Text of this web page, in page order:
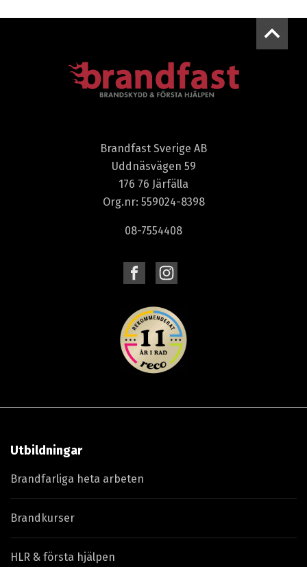
Brandfast Sverige AB
Uddnäsvägen 59
176 76 Järfälla
Org.nr: 559024-8398
08-7554408
Utbildningar
Brandfarliga heta arbeten
Brandkurser
HLR & första hjälpen